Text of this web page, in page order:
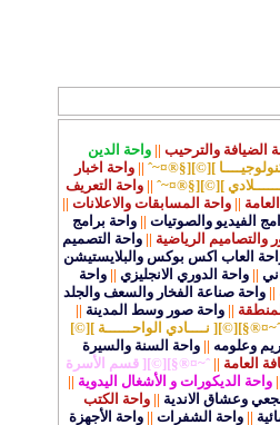
الضيافة والترحيب ||واحة الدين
][©][§®¤~ˆ
|| واحة اخبار
][©][§®¤~ˆ
||واحة التعريف
|| واحة المسابقات والاعلانات ||
الفيديو والصوتيات || واحة برامج
والتصاميم الرياضية || واحة التصميم
العاب اكس بوكس والبلايستيشن
|| واحة الدوري الانجليزي || واحة
||واحة صناعة الفخار والسعف والجلد
||واحة صور وسط المدينة ||
ˆ~¤®§][©][ نــــادي الواحــــــة ][©]
وعلومه || واحة السنة والسيرة
العامة || ˆ~¤®§][©][ قسم الأسرة
|| واحة الديكورات و الأشغال اليدوية ||
وعشاق الاندية || واحة الكتب
||واحة الشفرات ||واحة الأجهزة